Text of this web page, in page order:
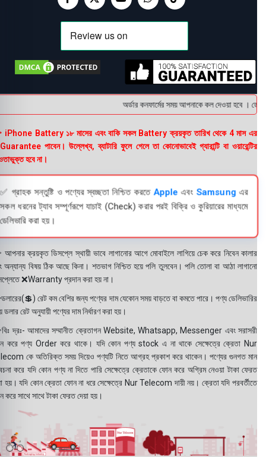
অর্ডার কনফার্মের সময় আপনাকে কল দেওয়া হবে ।
Battery ১৮ মাসের এবং বাকি সকল Battery ক্রয়কৃত তারিখ থেকে 4 মাস এর
পাবেন। উল্লেখ্য, ব্যাটারি ফুলে গেলে তা কোনোভাবেই গ্যারান্টি বা ওয়ারেন্টির
হবে না।
✅ গ্রাহক সন্তুষ্টি ও পণ্যের স্বচ্ছতা নিশ্চিত করতে Appleএবং Samsungএর
সকল ধরনের ট্যাব সম্পূর্ণরূপে যাচাই (Check) করার পরই বিক্রি ও কুরিয়ারের মাধ্যমে
ডেলিভারি করা হয়।
ক্রয়কৃত ডিসপ্লে স্থায়ী ভাবে লাগানোর আগে মোবাইলে লাগিয়ে চেক করে নিবেন কালার
অন্যান্য বিষয় ঠিক আছে কিনা। শতভাগ নিশ্চিত হয়ে পলি তুলবেন। পলি তোলা বা আঠা লাগানো
❌Warranty প্রদান করা হয় না।
রেট কম বেশির জন্য পণ্যের দাম যেকোন সময় বাড়তে বা কমতে পারে। পণ্য ডেলিভারির
ডলার রেট অনুযায়ী পণ্যের দাম নির্ধারণ করা হয়।
দ্রঃ- আমাদের সম্মানীত ক্রেতাগন Website, Whatsapp, Messenger এবং সরাসরী
করে পণ্য Order করে থাকে। যদি কোন পণ্য stock এ না থাকে সেক্ষেত্রে ক্রেতা Nur
কে অতিরিক্ত সময় দিয়েও পণ্যটি নিতে আগ্রহ প্রকাশ করে থাকেন। পণ্যের গুনগত মান
করে যদি কোন পণ্য না দিতে পারি সেক্ষেত্রে ক্রেতাকে ফোন করে অগ্রিম নেওয়া টাকা ফেরত
হয়। যদি কোন ক্রেতা ফোন না ধরে সেক্ষেত্রে Nur Telecom দায়ী নয়। ক্রেতা যদি পরবর্তীতে
করে সাথে সাথে টাকা ফেরত দেয়া হয়।